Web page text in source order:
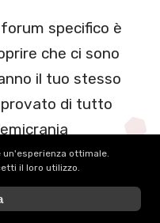
specifico è
che ci sono
il tuo stesso
provato di tutto
la
ma di certo non
ottimale.
il loro utilizzo.